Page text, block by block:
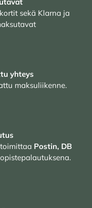
sekä Klarna ja
yhteys
maksuliikenne.
Postin, DB